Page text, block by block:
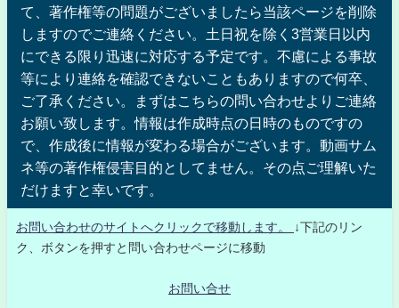
て、著作権等の問題がございましたら当該ページを削除
しますのでご連絡ください。土日祝を除く3営業日以内
にできる限り迅速に対応する予定です。不慮による事故
等により連絡を確認できないこともありますので何卒、
ご了承ください。まずはこちらの問い合わせよりご連絡
お願い致します。情報は作成時点の日時のものですの
で、作成後に情報が変わる場合がございます。動画サム
ネ等の著作権侵害目的としてません。その点ご理解いた
だけますと幸いです。
お問い合わせのサイトへクリックで移動します。
↓下記のリン
ク、ボタンを押すと問い合わせページに移動
お問い合せ